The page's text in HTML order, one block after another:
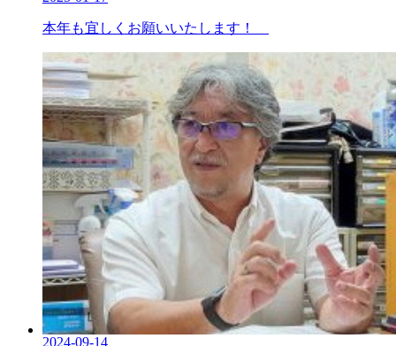
本年も宜しくお願いいたします！
2024-09-14